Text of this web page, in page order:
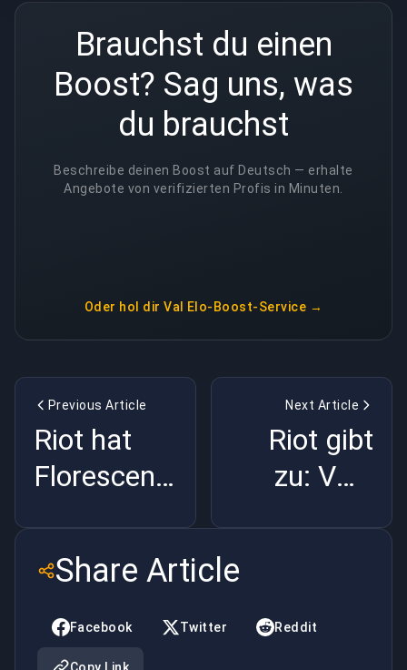
Brauchst du einen
Boost? Sag uns, was
du brauchst
Beschreibe deinen Boost auf Deutsch — erhalte
Angebote von verifizierten Profis in Minuten.
Oder hol dir Val Elo-Boost-Service →
Previous Article
Riot hat
Florescent
freigesprochen
— keiner
weiß
warum |
Next Article
Riot gibt
zu: VCT
Umbau |
Share Article
Facebook Twitter Reddit